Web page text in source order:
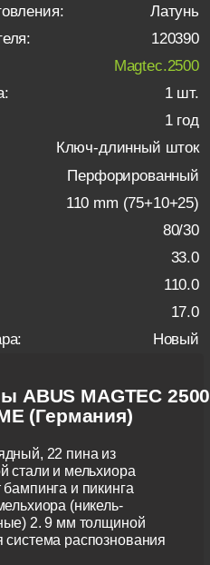
Латунь
120390
Magtec.2500
1 шт.
1 год
Ключ-длинный шток
Перфорированный
110 mm (75+10+25)
80/30
33.0
110.0
17.0
Новый
ABUS MAGTEC 2500
(Германия)
22 пина из
стали и мельхиора
и пикинга
(никель-
2. 9 мм толщиной
система распознования